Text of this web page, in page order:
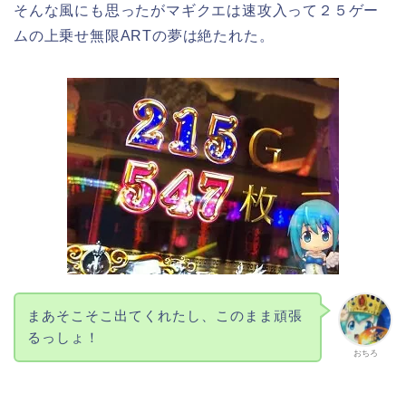
そんな風にも思ったがマギクエは速攻入って２５ゲー
ムの上乗せ無限ARTの夢は絶たれた。
おちろ
まあそこそこ出てくれたし、このまま頑張
るっしょ！